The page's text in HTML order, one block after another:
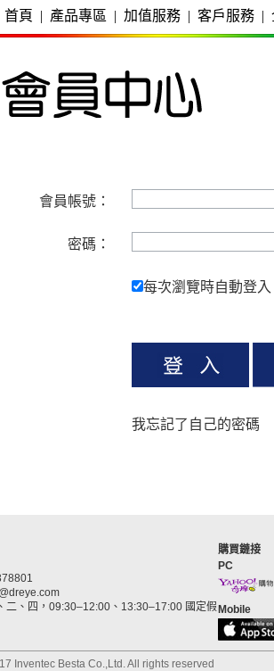
首頁 | 產品專區 | 加值服務 | 客戶服務 |
會員帳號：
密碼：
每次瀏覽時自動登入
我忘記了自己的密碼
二、四，09:30–12:00、13:30–17:00 國定假
購買鏈接
PC
Mobile
Inventec Besta Co.,Ltd. All rights reserved